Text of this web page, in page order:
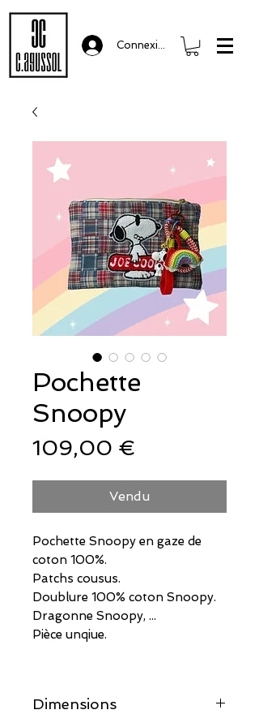
Connexion
Pochette
Snoopy
109,00 €
Vendu
Pochette Snoopy en gaze de
coton 100%.
Patchs cousus.
Doublure 100% coton Snoopy.
Dragonne Snoopy, ...
Pièce unqiue.
Dimensions